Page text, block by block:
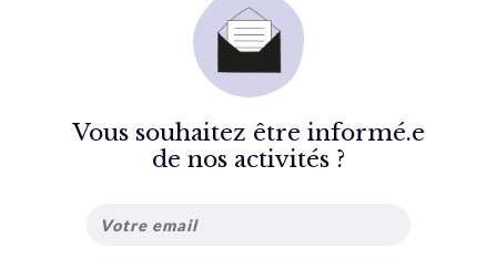
Vous souhaitez être informé.e
de nos activités ?